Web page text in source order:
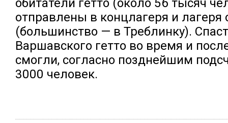
обитатели гетто (около 56 тысяч
отправлены в концлагеря и лагеря
(большинство — в Треблинку).
Варшавского гетто во время и
смогли, согласно позднейшим
3000 человек.